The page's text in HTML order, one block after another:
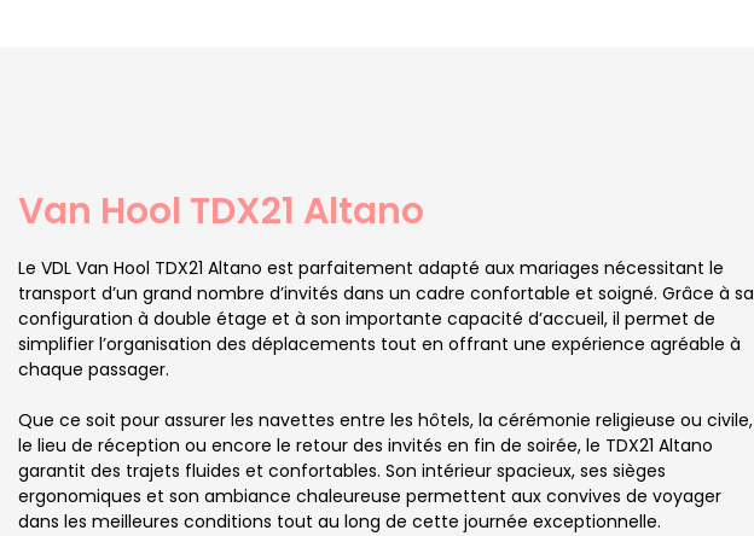
Van Hool TDX21 Altano
Le VDL Van Hool TDX21 Altano est parfaitement adapté aux mariages nécessitant le
transport d’un grand nombre d’invités dans un cadre confortable et soigné. Grâce à sa
configuration à double étage et à son importante capacité d’accueil, il permet de
simplifier l’organisation des déplacements tout en offrant une expérience agréable à
chaque passager.
Que ce soit pour assurer les navettes entre les hôtels, la cérémonie religieuse ou civile,
le lieu de réception ou encore le retour des invités en fin de soirée, le TDX21 Altano
garantit des trajets fluides et confortables. Son intérieur spacieux, ses sièges
ergonomiques et son ambiance chaleureuse permettent aux convives de voyager
dans les meilleures conditions tout au long de cette journée exceptionnelle.